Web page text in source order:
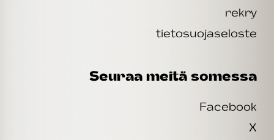
rekry
tietosuojaseloste
Seuraa meitä somessa
Facebook
X